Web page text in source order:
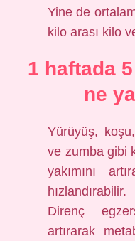
Yine de
kilo arası kilo
1 haftada
ne
Yürüyüş,
ve zumba gibi
yakımını
Direnç
artırarak